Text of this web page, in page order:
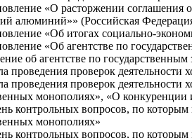
«О расторжении соглашения
алюминий»» (Российская
«Об итогах социально-
«Об агентстве по
об агентстве по государственным
проведения проверок
проведения проверок деятельности
монополиях», «О конкуренции
контрольных вопросов, по
монополиях»
контрольных вопросов, по